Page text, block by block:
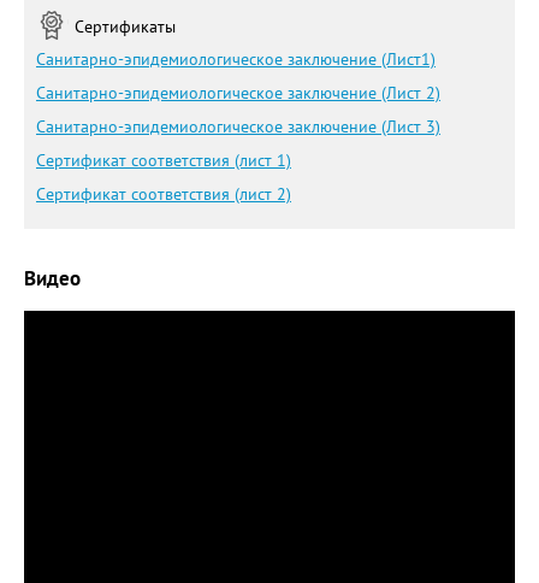
Сертификаты
Санитарно-эпидемиологическое заключение (Лист1)
Санитарно-эпидемиологическое заключение (Лист 2)
Санитарно-эпидемиологическое заключение (Лист 3)
Сертификат соответствия (лист 1)
Сертификат соответствия (лист 2)
Видео